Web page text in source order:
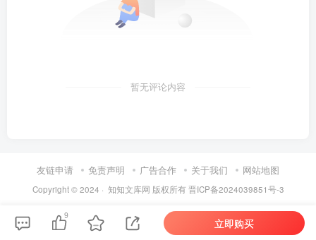
第6页 / 共37页
暂无评论内容
友链申请 免责声明 广告合作 关于我们 网站地图
Copyright © 2024 · 知知文库网 版权所有晋ICP备2024039851号-3
9
立即购买